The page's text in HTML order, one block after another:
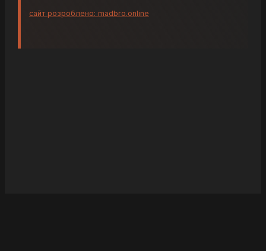
сайт розроблено: madbro.online